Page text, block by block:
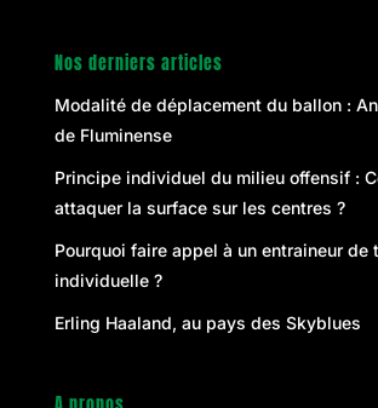
Nos derniers articles
Modalité de déplacement du ballon :
de Fluminense
Principe individuel du milieu offensif :
attaquer la surface sur les centres ?
Pourquoi faire appel à un entraineur de
individuelle ?
Erling Haaland, au pays des Skyblues